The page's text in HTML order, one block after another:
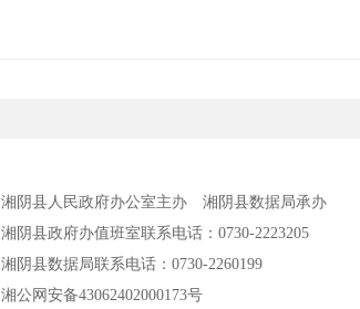
湘阴县人民政府办公室主办
湘阴县数据局承办
湘阴县政府办值班室联系电话：0730-2223205
湘阴县数据局联系电话：0730-2260199
湘公网安备43062402000173号